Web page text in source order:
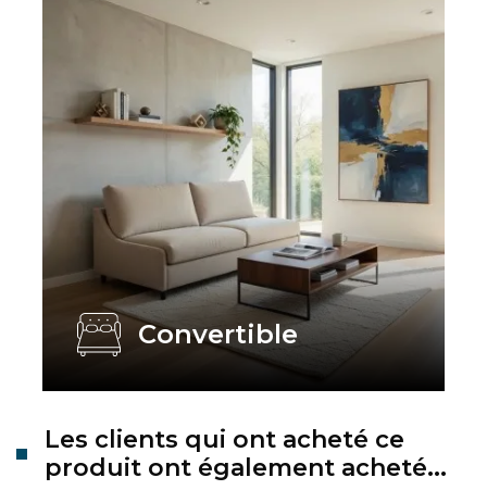
Convertible
Les clients qui ont acheté ce
produit ont également acheté...